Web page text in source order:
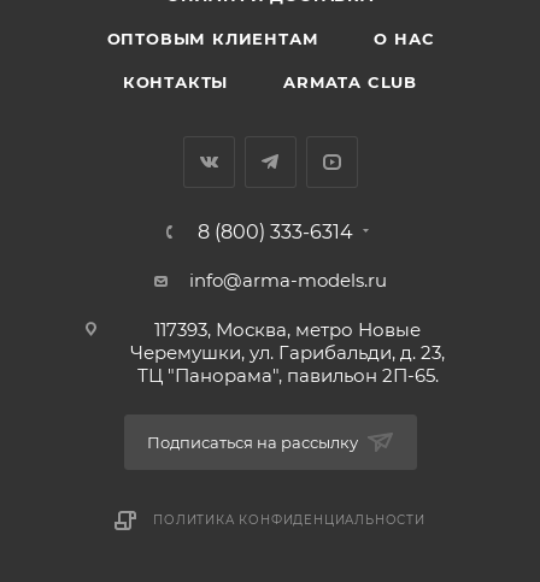
ОПТОВЫМ КЛИЕНТАМ О НАС
КОНТАКТЫ ARMATA CLUB
8 (800) 333-6314
info@arma-models.ru
117393, Москва, метро Новые
Черемушки, ул. Гарибальди, д. 23,
ТЦ "Панорама", павильон 2П-65.
Подписаться на рассылку
ПОЛИТИКА КОНФИДЕНЦИАЛЬНОСТИ